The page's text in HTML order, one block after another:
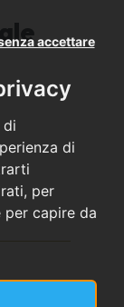
di
di
per
capire da
accettare